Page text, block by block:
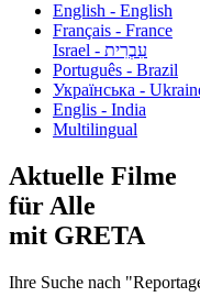
English - English
Français - France
עִבְרִית - Israel
Português - Brazil
Українська -
Englis - India
Multilingual
Aktuelle Filme
für Alle
mit GRETA
Ihre Suche nach